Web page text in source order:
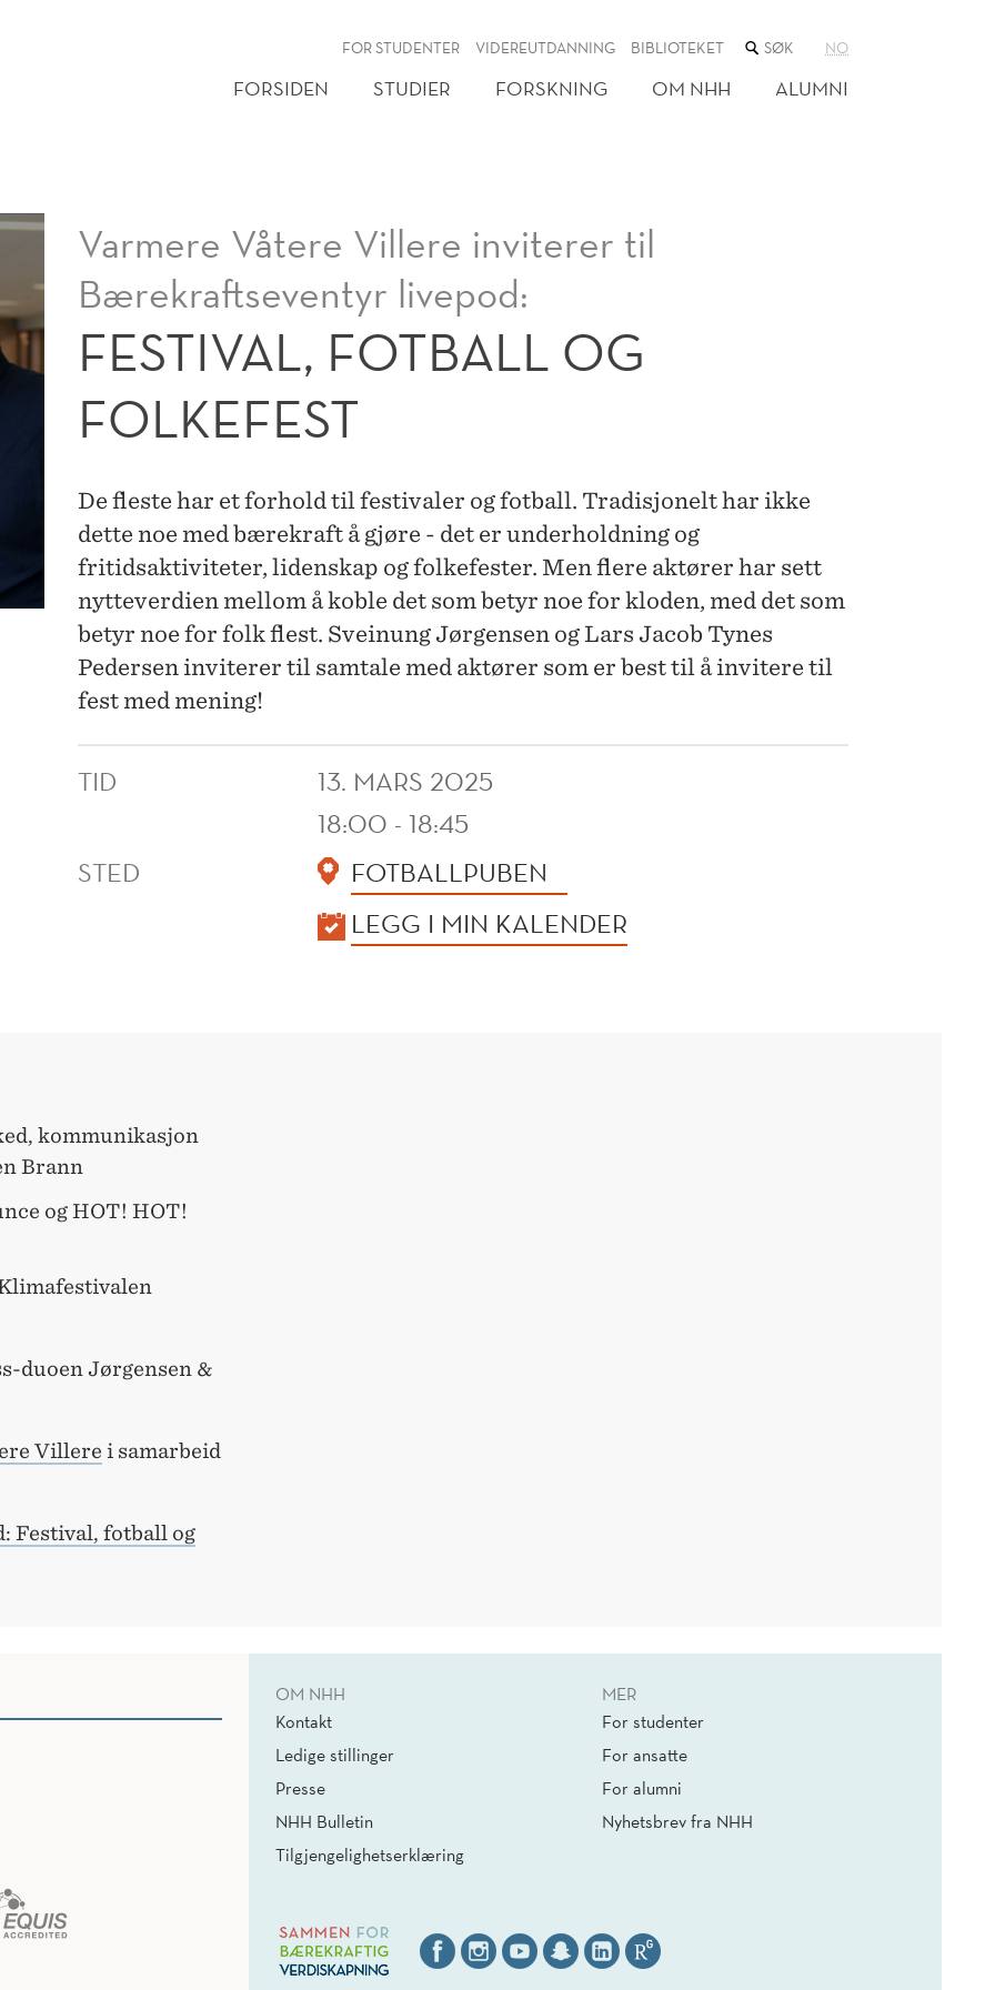
FOR STUDENTER VIDEREUTDANNING BIBLIOTEKET SØK
NETTSTEDET
NO
FORSIDEN STUDIER FORSKNING OM NHH ALUMNI
Varmere Våtere Villere inviterer til
Bærekraftseventyr livepod:
FESTIVAL, FOTBALL OG
FOLKEFEST
De fleste har et forhold til festivaler og fotball. Tradisjonelt har ikke
dette noe med bærekraft å gjøre - det er underholdning og
fritidsaktiviteter, lidenskap og folkefester. Men flere aktører har sett
nytteverdien mellom å koble det som betyr noe for kloden, med det som
betyr noe for folk flest. Sveinung Jørgensen og Lars Jacob Tynes
Pedersen inviterer til samtale med aktører som er best til å invitere til
fest med mening!
TID
13. MARS 2025
18:00 - 18:45
STED
FOTBALLPUBEN
LEGG I MIN KALENDER
kommunikasjon
Brann
og HOT! HOT!
duoen Jørgensen &
Villere i samarbeid
Festival, fotball og
OM NHH
Kontakt
Ledige stillinger
Presse
NHH Bulletin
Tilgjengelighetserklæring
MER
For studenter
For ansatte
For alumni
Nyhetsbrev fra NHH